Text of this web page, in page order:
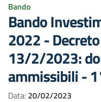
Bando
Bando
2022 -
13/2/2023:
ammissibili -
Data: 20/02/2023